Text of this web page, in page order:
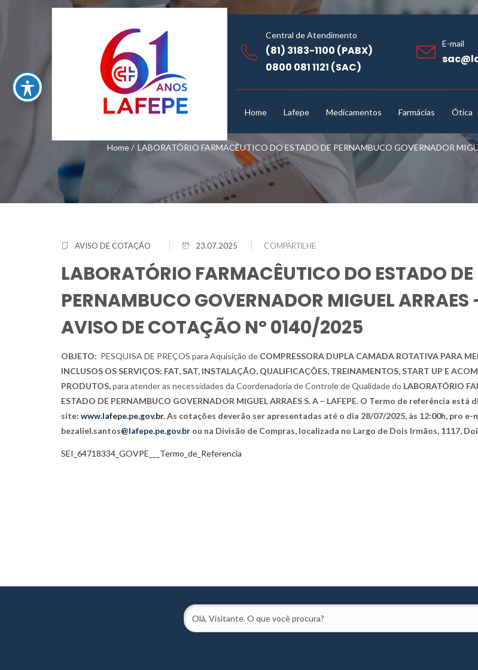
Central de Atendimento
(81) 3183-1100 (PABX)
0800 081 1121 (SAC)
E-mail
Home Lafepe Medicamentos Farmácias Ótica
Home/ LABORATÓRIO FARMACÊUTICO DO ESTADO DE PERNAMBUCO GOVERNADOR
AVISO DE COTAÇÃO 23.07.2025 COMPARTILHE
LABORATÓRIO FARMACÊUTICO DO ESTADO DE
PERNAMBUCO GOVERNADOR MIGUEL ARRAES
AVISO DE COTAÇÃO Nº 0140/2025
OBJETO: PESQUISA DE PREÇOS para Aquisição de COMPRESSORA DUPLA CAMADA ROTATIVA PARA
INCLUSOS OS SERVIÇOS: FAT, SAT, INSTALAÇÃO, QUALIFICAÇÕES, TREINAMENTOS, START UP E
PRODUTOS,para atender as necessidades da Coordenadoria de Controle de Qualidade do LABORATÓRIO
ESTADO DE PERNAMBUCO GOVERNADOR MIGUEL ARRAES S. A – LAFEPE. O Termo de referência está
site: www.lafepe.pe.gov.br. As cotações deverão ser apresentadas até o dia 28/07/2025, às 12:00h, pro e-
bezaliel.santos@lafepe.pe.gov.br ou na Divisão de Compras, localizada no Largo de Dois Irmãos, 1117,
SEI_64718334_GOVPE___Termo_de_Referencia